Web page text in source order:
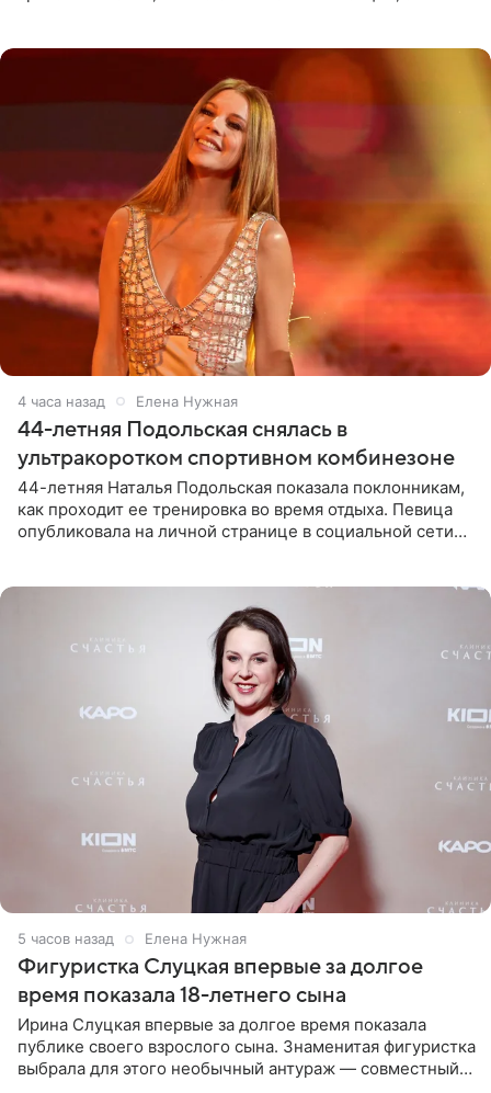
4 часа назад Елена Нужная
44-летняя Подольская снялась в
ультракоротком спортивном комбинезоне
44-летняя Наталья Подольская показала поклонникам,
как проходит ее тренировка во время отдыха. Певица
опубликовала на личной странице в социальной сети
5 часов назад Елена Нужная
Фигуристка Слуцкая впервые за долгое
время показала 18-летнего сына
Ирина Слуцкая впервые за долгое время показала
публике своего взрослого сына. Знаменитая фигуристка
выбрала для этого необычный антураж — совместный